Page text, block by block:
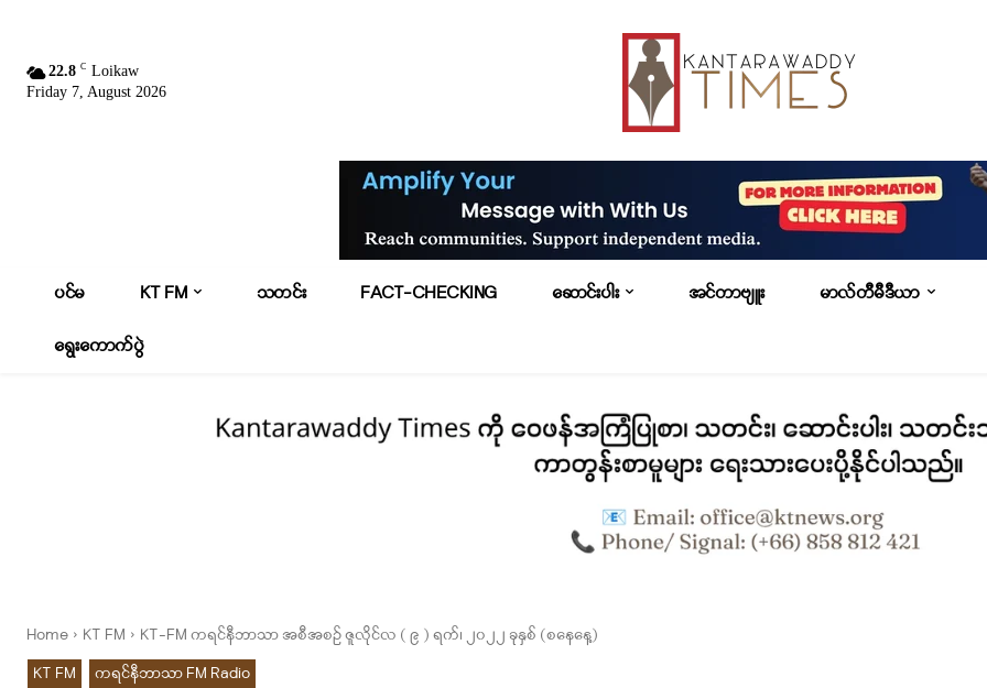
22.8 C Loikaw
Friday 7, August 2026
ပင်မ KT FM သတင်း FACT-CHECKING ဆောင်းပါး အင်တာဗျူး မာလ်တီမီဒီယာ
ရွေးကောက်ပွဲ
Home KT FM
KT-FM ကရင်နီဘာသာ အစီအစဉ် ဇူလိုင်လ ( ၉ ) ရက်၊ ၂၀၂၂ ခုနှစ် (စနေနေ့)
KT FM
ကရင်နီဘာသာ FM Radio